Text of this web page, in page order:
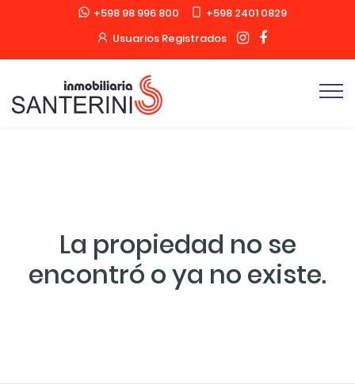
+598 98 996 800
+598 2401 0829
Usuarios Registrados
La propiedad no se
encontró o ya no existe.